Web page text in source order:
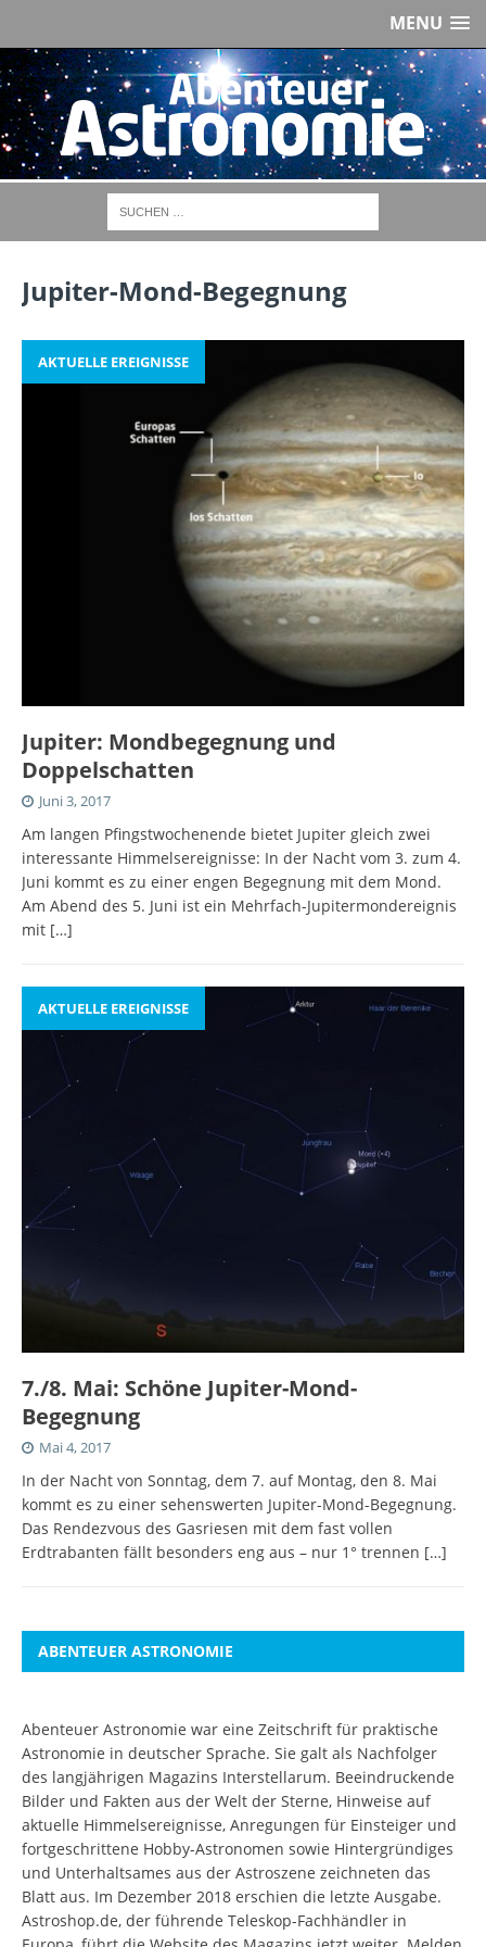
MENU
Jupiter-Mond-Begegnung
AKTUELLE EREIGNISSE
Jupiter: Mondbegegnung und
Doppelschatten
Juni 3, 2017
Am langen Pfingstwochenende bietet Jupiter gleich zwei
interessante Himmelsereignisse: In der Nacht vom 3. zum 4.
Juni kommt es zu einer engen Begegnung mit dem Mond.
Am Abend des 5. Juni ist ein Mehrfach-Jupitermondereignis
mit […]
AKTUELLE EREIGNISSE
7./8. Mai: Schöne Jupiter-Mond-
Begegnung
Mai 4, 2017
In der Nacht von Sonntag, dem 7. auf Montag, den 8. Mai
kommt es zu einer sehenswerten Jupiter-Mond-Begegnung.
Das Rendezvous des Gasriesen mit dem fast vollen
Erdtrabanten fällt besonders eng aus – nur 1° trennen […]
ABENTEUER ASTRONOMIE
Abenteuer Astronomie war eine Zeitschrift für praktische
Astronomie in deutscher Sprache. Sie galt als Nachfolger
des langjährigen Magazins Interstellarum. Beeindruckende
Bilder und Fakten aus der Welt der Sterne, Hinweise auf
aktuelle Himmelsereignisse, Anregungen für Einsteiger und
fortgeschrittene Hobby-Astronomen sowie Hintergründiges
und Unterhaltsames aus der Astroszene zeichneten das
Blatt aus. Im Dezember 2018 erschien die letzte Ausgabe.
Astroshop.de, der führende Teleskop-Fachhändler in